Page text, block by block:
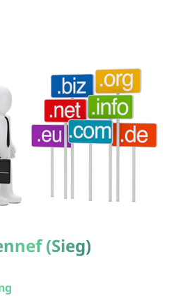
(Sieg)